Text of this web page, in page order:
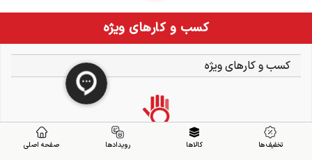
کسب و کارهای ویژه
کسب و کارهای ویژه
تخفیف ها کالاها رویدادها صفحه اصلی